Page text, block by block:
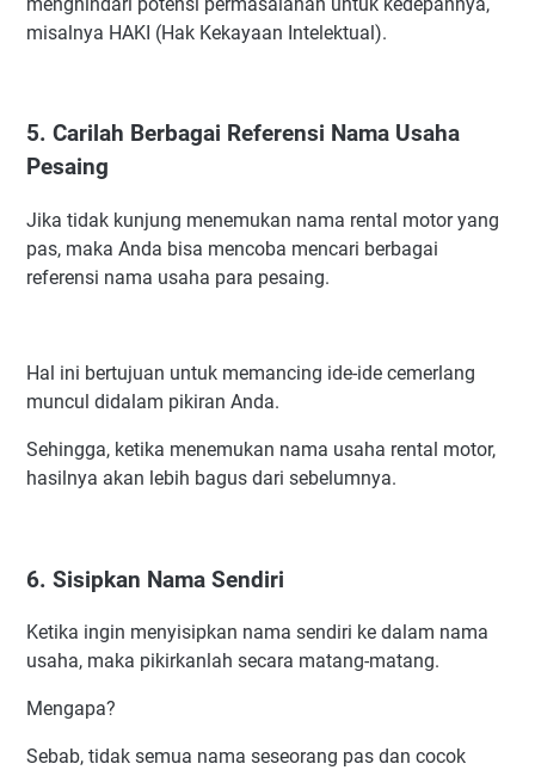
misalnya HAKI (Hak Kekayaan Intelektual).
5. Carilah Berbagai Referensi Nama Usaha
Pesaing
Jika tidak kunjung menemukan nama rental motor yang
pas, maka Anda bisa mencoba mencari berbagai
referensi nama usaha para pesaing.
Hal ini bertujuan untuk memancing ide-ide cemerlang
muncul didalam pikiran Anda.
Sehingga, ketika menemukan nama usaha rental motor,
hasilnya akan lebih bagus dari sebelumnya.
6. Sisipkan Nama Sendiri
Ketika ingin menyisipkan nama sendiri ke dalam nama
usaha, maka pikirkanlah secara matang-matang.
Mengapa?
Sebab, tidak semua nama seseorang pas dan cocok